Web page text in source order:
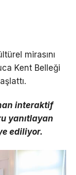
mirasını
Kent Belleği
interaktif
yanıtlayan
ediliyor.